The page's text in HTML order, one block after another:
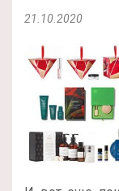
21.10.2020